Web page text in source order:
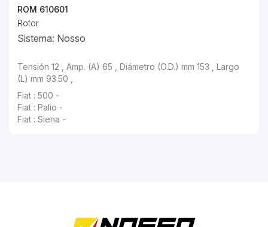
ROM 610601
Rotor
Sistema: Nosso
Tensión 12 , Amp. (A) 65 , Diámetro (O.D.) mm 153 , Largo
(L) mm 93.50 ,
Fiat : 500 -
Fiat : Palio -
Fiat : Siena -